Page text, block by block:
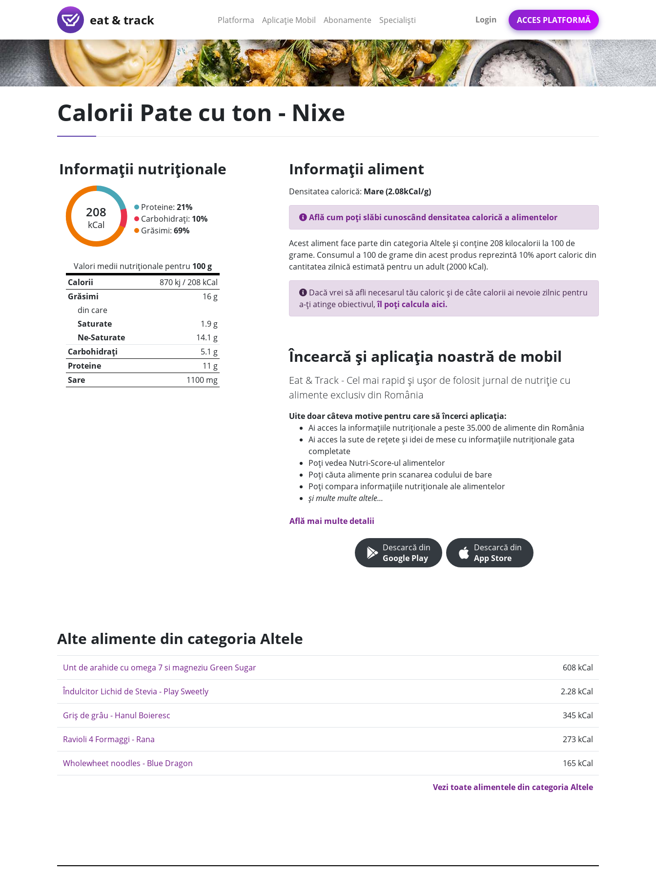
eat & track Platforma (current)
Aplicație Mobil (current)
Abonamente Specialiști Login ACCES PLATFORMĂ
Calorii Pate cu ton - Nixe
Informații nutriționale
208
kCal
Proteine: 21%
Carbohidrați: 10%
Grăsimi: 69%
Valori medii nutriționale pentru 100 g
Calorii
870 kj / 208 kCal
Grăsimi
16 g
din care
Saturate
1.9 g
Ne-Saturate
14.1 g
Carbohidrați
5.1 g
Proteine
11 g
Sare
1100 mg
Informații aliment
Densitatea calorică: Mare (2.08kCal/g)
Află cum poți slăbi cunoscând densitatea calorică a alimentelor
Acest aliment face parte din categoria Altele și conține 208 kilocalorii la 100 de
grame. Consumul a 100 de grame din acest produs reprezintă 10% aport caloric din
cantitatea zilnică estimată pentru un adult (2000 kCal).
Dacă vrei să afli necesarul tău caloric și de câte calorii ai nevoie zilnic pentru
a-ți atinge obiectivul,îl poți calcula aici.
Încearcă și aplicația noastră de mobil
Eat & Track - Cel mai rapid și ușor de folosit jurnal de nutriție cu
alimente exclusiv din România
Uite doar câteva motive pentru care să încerci aplicația:
Ai acces la informațiile nutriționale a peste 35.000 de alimente din România
Ai acces la sute de rețete și idei de mese cu informațiile nutriționale gata
completate
Poți vedea Nutri-Score-ul alimentelor
Poți căuta alimente prin scanarea codului de bare
Poți compara informațiile nutriționale ale alimentelor
și multe multe altele...
Află mai multe detalii
Descarcă din
Google Play
Descarcă din
App Store
Alte alimente din categoria Altele
Unt de arahide cu omega 7 si magneziu Green Sugar 608 kCal
Îndulcitor Lichid de Stevia - Play Sweetly 2.28 kCal
Griș de grâu - Hanul Boieresc 345 kCal
Ravioli 4 Formaggi - Rana 273 kCal
Wholewheet noodles - Blue Dragon 165 kCal
Vezi toate alimentele din categoria Altele